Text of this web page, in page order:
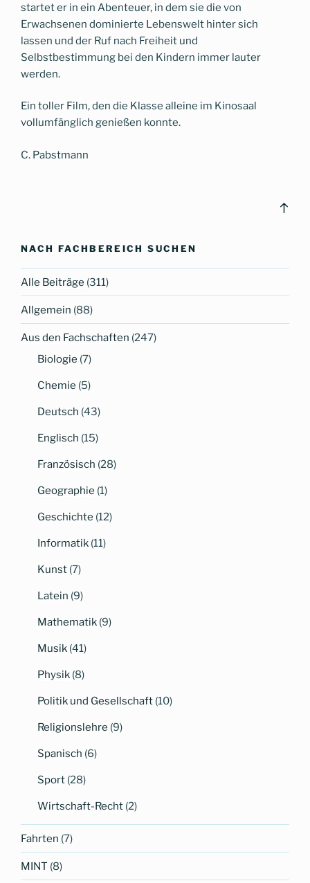
startet er in ein Abenteuer, in dem sie die von
Erwachsenen dominierte Lebenswelt hinter sich
lassen und der Ruf nach Freiheit und
Selbstbestimmung bei den Kindern immer lauter
werden.
Ein toller Film, den die Klasse alleine im Kinosaal
vollumfänglich genießen konnte.
C. Pabstmann
NACH FACHBEREICH SUCHEN
Alle Beiträge (311)
Allgemein (88)
Aus den Fachschaften (247)
Biologie (7)
Chemie (5)
Deutsch (43)
Englisch (15)
Französisch (28)
Geographie (1)
Geschichte (12)
Informatik (11)
Kunst (7)
Latein (9)
Mathematik (9)
Musik (41)
Physik (8)
Politik und Gesellschaft (10)
Religionslehre (9)
Spanisch (6)
Sport (28)
Wirtschaft-Recht (2)
Fahrten (7)
MINT (8)